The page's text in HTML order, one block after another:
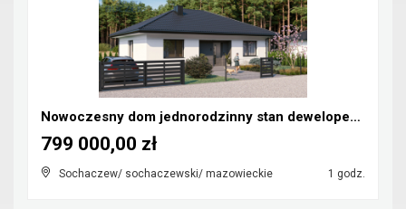
Nowoczesny dom jednorodzinny stan deweloperski
Sochaczew/ sochaczewski/ mazowieckie 1 godz.
799 000,00 zł